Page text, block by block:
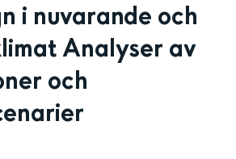
i nuvarande och
Analyser av
och